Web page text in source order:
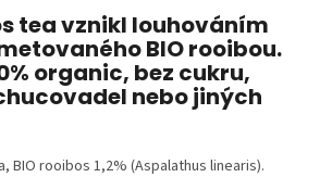
tea vznikl louhováním
BIO rooibou.
organic, bez cukru,
nebo jiných
BIO rooibos 1,2% (Aspalathus linearis).